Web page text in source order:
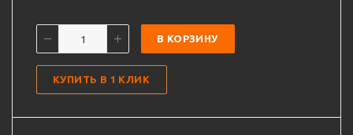
В КОРЗИНУ
КУПИТЬ В 1 КЛИК